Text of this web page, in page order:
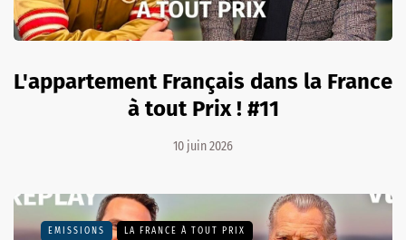
L'appartement Français dans la France
à tout Prix ! #11
10 juin 2026
EMISSIONS LA FRANCE À TOUT PRIX